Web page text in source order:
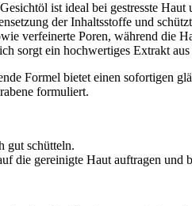
ist ideal bei gestresste
der Inhaltsstoffe und
verfeinerte Poren, während die
sorgt ein hochwertiges Extrakt
Formel bietet einen sofortigen
formuliert.
gut schütteln.
die gereinigte Haut auftragen und